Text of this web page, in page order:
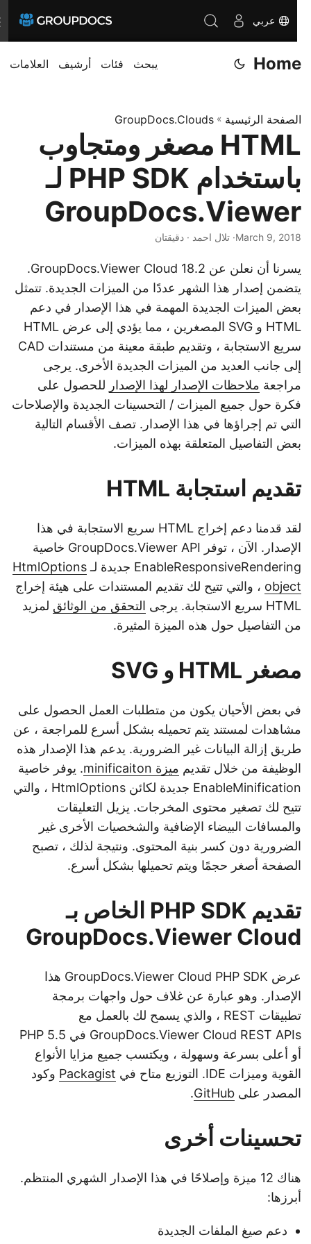
عربي
Home يبحث فئات أرشيف العلامات
الصفحة الرئيسية»
GroupDocs.Clouds
HTML مصغر ومتجاوب
باستخدام PHP SDK لـ
GroupDocs.Viewer
March 9, 2018· تلال احمد · دقيقتان
يسرنا أن نعلن عن GroupDocs.Viewer Cloud 18.2.
يتضمن إصدار هذا الشهر عددًا من الميزات الجديدة. تتمثل
بعض الميزات الجديدة المهمة في هذا الإصدار في دعم
HTML و SVG المصغرين ، مما يؤدي إلى عرض HTML
سريع الاستجابة ، وتقديم طبقة معينة من مستندات CAD
إلى جانب العديد من الميزات الجديدة الأخرى. يرجى
مراجعةملاحظات الإصدار لهذا الإصدارللحصول على
فكرة حول جميع الميزات / التحسينات الجديدة والإصلاحات
التي تم إجراؤها في هذا الإصدار. تصف الأقسام التالية
بعض التفاصيل المتعلقة بهذه الميزات.
تقديم استجابة HTML
لقد قدمنا دعم إخراج HTML سريع الاستجابة في هذا
الإصدار. الآن ، توفر GroupDocs.Viewer API خاصية
EnableResponsiveRendering جديدة لـ
HtmlOptions
object، والتي تتيح لك تقديم المستندات على هيئة إخراج
HTML سريع الاستجابة. يرجى
التحقق من الوثائقلمزيد
من التفاصيل حول هذه الميزة المثيرة.
مصغر HTML و SVG
في بعض الأحيان يكون من متطلبات العمل الحصول على
مشاهدات لمستند يتم تحميله بشكل أسرع للمراجعة ، عن
طريق إزالة البيانات غير الضرورية. يدعم هذا الإصدار هذه
الوظيفة من خلال تقديمميزة minificaiton
. يوفر خاصية
EnableMinification جديدة لكائن HtmlOptions ، والتي
تتيح لك تصغير محتوى المخرجات. يزيل التعليقات
والمسافات البيضاء الإضافية والشخصيات الأخرى غير
الضرورية دون كسر بنية المحتوى. ونتيجة لذلك ، تصبح
الصفحة أصغر حجمًا ويتم تحميلها بشكل أسرع.
تقديم PHP SDK الخاص بـ
GroupDocs.Viewer Cloud
عرض GroupDocs.Viewer Cloud PHP SDK هذا
الإصدار. وهو عبارة عن غلاف حول واجهات برمجة
تطبيقات REST ، والذي يسمح لك بالعمل مع
GroupDocs.Viewer Cloud REST APIs في PHP 5.5
أو أعلى بسرعة وسهولة ، ويكتسب جميع مزايا الأنواع
القوية وميزات IDE. التوزيع متاح في
Packagistوكود
المصدر على GitHub
.
تحسينات أخرى
هناك 12 ميزة وإصلاحًا في هذا الإصدار الشهري المنتظم.
أبرزها:
دعم صيغ الملفات الجديدة